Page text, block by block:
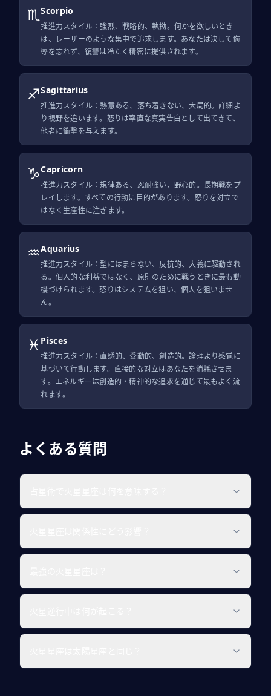
♏Scorpio
推進力スタイル：強烈、戦略的、執拗。何かを欲しいとき
は、レーザーのような集中で追求します。あなたは決して侮
辱を忘れず、復讐は冷たく精密に提供されます。
♐Sagittarius
推進力スタイル：熱意ある、落ち着きない、大局的。詳細よ
り視野を追います。怒りは率直な真実告白として出てきて、
他者に衝撃を与えます。
♑Capricorn
推進力スタイル：規律ある、忍耐強い、野心的。長期戦をプ
レイします。すべての行動に目的があります。怒りを対立で
はなく生産性に注ぎます。
♒Aquarius
推進力スタイル：型にはまらない、反抗的、大義に駆動され
る。個人的な利益ではなく、原則のために戦うときに最も動
機づけられます。怒りはシステムを狙い、個人を狙いませ
ん。
♓ Pisces
推進力スタイル：直感的、受動的、創造的。論理より感覚に
基づいて行動します。直接的な対立はあなたを消耗させま
す。エネルギーは創造的・精神的な追求を通じて最もよく流
れます。
よくある質問